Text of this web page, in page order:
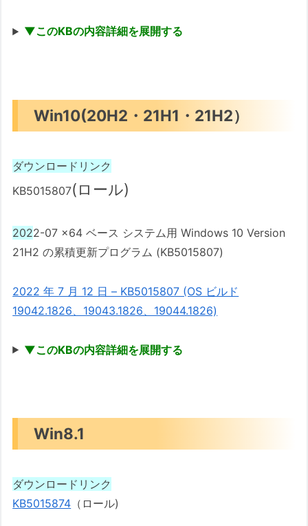
▼このKBの内容詳細を展開する
Win10(20H2・21H1・21H2）
ダウンロードリンク
KB5015807(ロール)
2022-07 x64 ベース システム用 Windows 10 Version
21H2 の累積更新プログラム (KB5015807)
2022 年 7 月 12 日 – KB5015807 (OS ビルド
19042.1826、19043.1826、19044.1826)
▼このKBの内容詳細を展開する
Win8.1
ダウンロードリンク
KB5015874 （ロール)